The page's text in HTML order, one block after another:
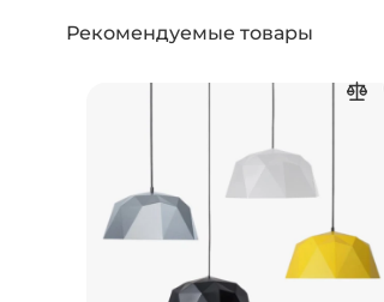
Рекомендуемые товары